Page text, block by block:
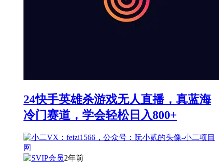
24快手英雄杀游戏无人直播，真蓝海
冷门赛道，学会轻松日入800+
2年前